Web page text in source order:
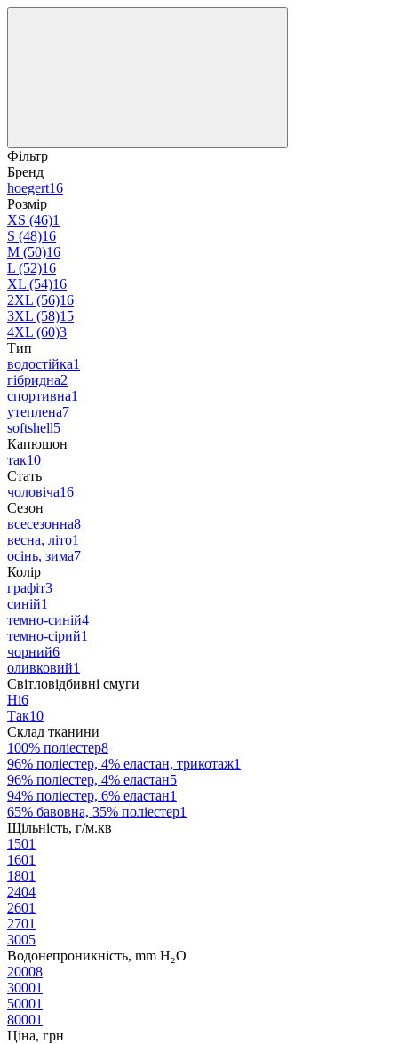
Фільтр
Бренд
hoegert16
Розмір
XS (46)1
S (48)16
M (50)16
L (52)16
XL (54)16
2XL (56)16
3XL (58)15
4XL (60)3
Тип
водостійка1
гібридна2
спортивна1
утеплена7
softshell5
Капюшон
так10
Стать
чоловіча16
Сезон
всесезонна8
весна, літо1
осінь, зима7
Колір
графіт3
синій1
темно-синiй4
темно-сірий1
чорний6
оливковий1
Світловідбивні смуги
Ні6
Так10
Склад тканини
100% поліестер8
96% поліестер, 4% еластан, трикотаж1
96% поліестер, 4% еластан5
94% поліестер, 6% еластан1
65% бавовна, 35% поліестер1
Щільність, г/м.кв
1501
1601
1801
2404
2601
2701
3005
Водонепроникність, mm H₂O
20008
30001
50001
80001
Ціна, грн